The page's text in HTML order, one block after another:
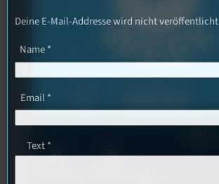
Allgemein
Mottowoche: Geek
Deine E-Mail-Addresse wird nicht
Name*
Email *
Text*